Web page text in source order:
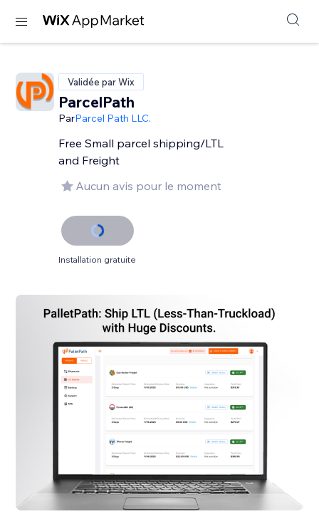
Validée par Wix
ParcelPath
ParParcel Path LLC.
Free Small parcel shipping/LTL
and Freight
Aucun avis pour le moment
Installation gratuite